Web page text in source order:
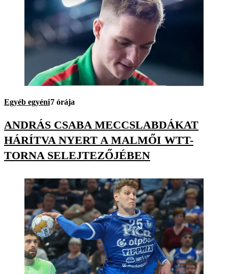
Egyéb egyéni7 órája
ANDRÁS CSABA MECCSLABDÁKAT
HÁRÍTVA NYERT A MALMŐI WTT-
TORNA SELEJTEZŐJÉBEN